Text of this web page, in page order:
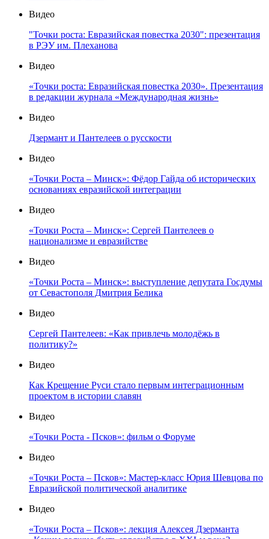
Видео
"Точки роста: Евразийская повестка 2030": презентация
в РЭУ им. Плеханова
Видео
«Точки роста: Евразийская повестка 2030». Презентация
в редакции журнала «Международная жизнь»
Видео
Дзермант и Пантелеев о русскости
Видео
«Точки Роста – Минск»: Фёдор Гайда об исторических
основаниях евразийской интеграции
Видео
«Точки Роста – Минск»: Сергей Пантелеев о
национализме и евразийстве
Видео
«Точки Роста – Минск»: выступление депутата Госдумы
от Севастополя Дмитрия Белика
Видео
Сергей Пантелеев: «Как привлечь молодёжь в
политику?»
Видео
Как Крещение Руси стало первым интеграционным
проектом в истории славян
Видео
«Точки Роста - Псков»: фильм о Форуме
Видео
«Точки Роста – Псков»: Мастер-класс Юрия Шевцова по
Евразийской политической аналитике
Видео
«Точки Роста – Псков»: лекция Алексея Дзерманта